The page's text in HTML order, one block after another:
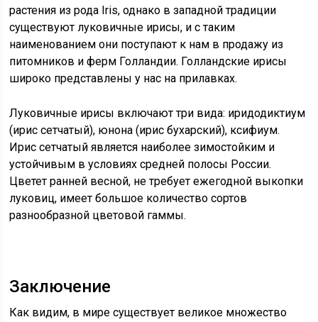
растения из рода Iris, однако в западной традиции
существуют луковичные ирисы, и с таким
наименованием они поступают к нам в продажу из
питомников и ферм Голландии. Голландские ирисы
широко представлены у нас на прилавках.
Луковичные ирисы включают три вида: иридодиктиум
(ирис сетчатый), юнона (ирис бухарский), ксифиум.
Ирис сетчатый является наиболее зимостойким и
устойчивым в условиях средней полосы России.
Цветет ранней весной, не требует ежегодной выкопки
луковиц, имеет большое количество сортов
разнообразной цветовой гаммы.
Заключение
Как видим, в мире существует великое множество